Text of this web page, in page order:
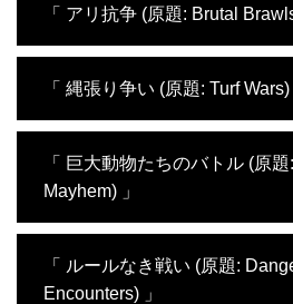
が世界各地で繰
る。プライドを
ョウにチーター
強の称号を手に
はまさに死闘。
様々ながら、世
「 アリ抗争 (原題: Brutal
スライオンに囲
チに、ヒョウは
がシロアリの巣
お得意の集団攻
でオスのワニ同
「 縄張り争い (原題: Turf Wars)
とらえた大迫力
する父ギツネと
ローストーン国
「 巨大動物たちのバトル (原
Mayhem) 」
繰り広げる激戦
「 ルールなき戦い (原題:
Encounters) 」